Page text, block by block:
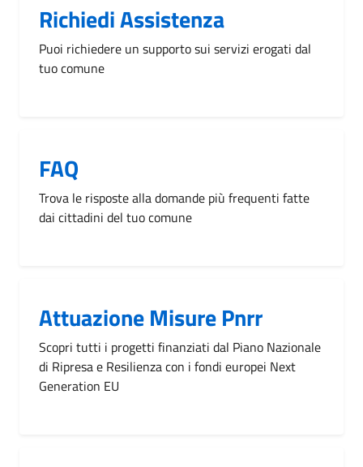
Richiedi Assistenza
Puoi richiedere un supporto sui servizi erogati dal
tuo comune
FAQ
Trova le risposte alla domande più frequenti fatte
dai cittadini del tuo comune
Attuazione Misure Pnrr
Scopri tutti i progetti finanziati dal Piano Nazionale
di Ripresa e Resilienza con i fondi europei Next
Generation EU